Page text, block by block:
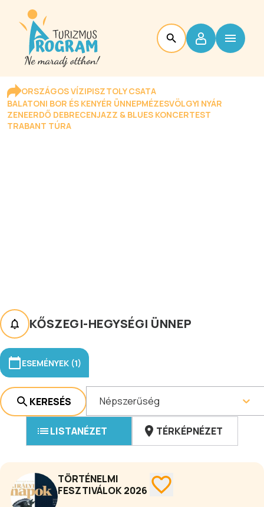
ORSZÁGOS VÍZIPISZTOLY CSATA
BALATONI BOR ÉS KENYÉR ÜNNEPMÉZESVÖLGYI NYÁR
ZENEERDŐ DEBRECENJAZZ & BLUES KONCERTEST
TRABANT TÚRA
KŐSZEGI-HEGYSÉGI ÜNNEP
ESEMÉNYEK (1)
KERESÉS Népszerűség
LISTANÉZET TÉRKÉPNÉZET
TÖRTÉNELMI
FESZTIVÁLOK 2026